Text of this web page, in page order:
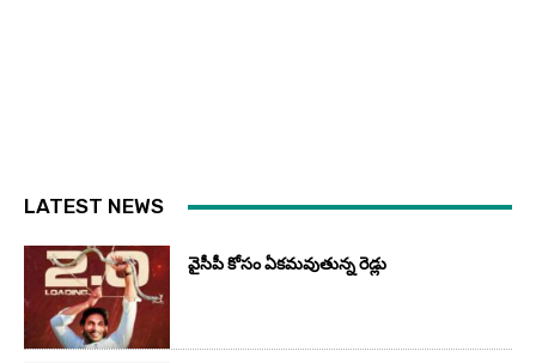
LATEST NEWS
వైసీపీ కోసం ఏక‌మ‌వుతున్న రెడ్లు